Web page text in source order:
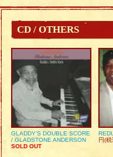
CD / OTHERS
GLADDY’S DOUBLE SCORE
/ GLADSTONE ANDERSON
SOLD OUT
円(